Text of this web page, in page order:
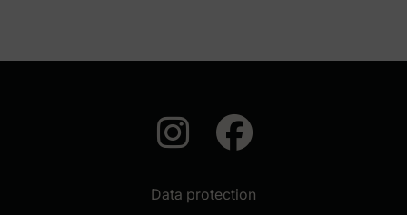
auf
Data protection